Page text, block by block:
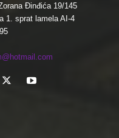
Đinđića 19/145
1. sprat lamela AI-4